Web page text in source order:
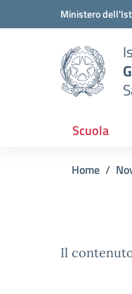
Vai ai contenuti
Vai al menu di navigazione
Ministero
Scuola
Home
Il